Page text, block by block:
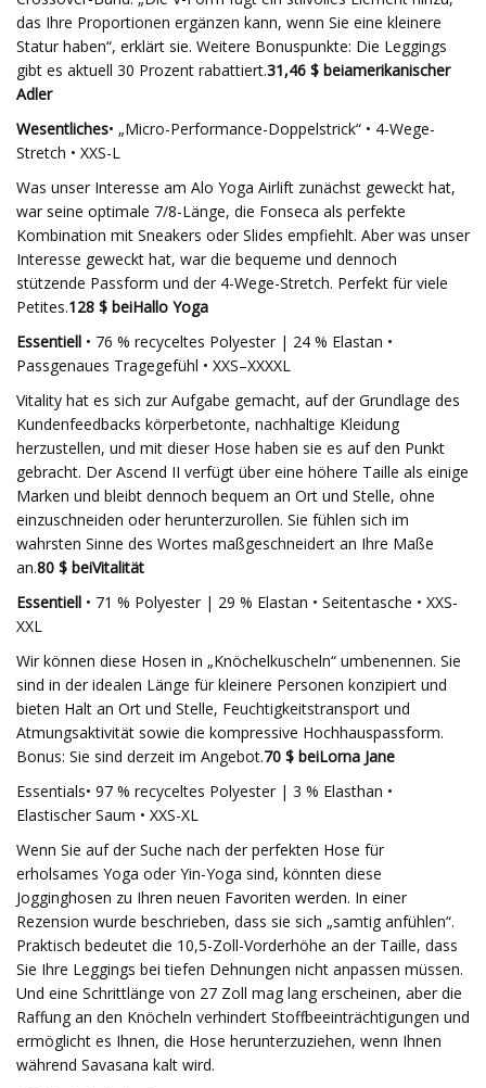
das Ihre Proportionen ergänzen kann, wenn Sie eine kleinere
Statur haben“, erklärt sie. Weitere Bonuspunkte: Die Leggings
gibt es aktuell 30 Prozent rabattiert.31,46 $ beiamerikanischer
Adler
Wesentliches• „Micro-Performance-Doppelstrick“ • 4-Wege-
Stretch • XXS-L
Was unser Interesse am Alo Yoga Airlift zunächst geweckt hat,
war seine optimale 7/8-Länge, die Fonseca als perfekte
Kombination mit Sneakers oder Slides empfiehlt. Aber was unser
Interesse geweckt hat, war die bequeme und dennoch
stützende Passform und der 4-Wege-Stretch. Perfekt für viele
Petites.128 $ beiHallo Yoga
Essentiell • 76 % recyceltes Polyester | 24 % Elastan •
Passgenaues Tragegefühl • XXS–XXXXL
Vitality hat es sich zur Aufgabe gemacht, auf der Grundlage des
Kundenfeedbacks körperbetonte, nachhaltige Kleidung
herzustellen, und mit dieser Hose haben sie es auf den Punkt
gebracht. Der Ascend II verfügt über eine höhere Taille als einige
Marken und bleibt dennoch bequem an Ort und Stelle, ohne
einzuschneiden oder herunterzurollen. Sie fühlen sich im
wahrsten Sinne des Wortes maßgeschneidert an Ihre Maße
an.80 $ beiVitalität
Essentiell • 71 % Polyester | 29 % Elastan • Seitentasche • XXS-
XXL
Wir können diese Hosen in „Knöchelkuscheln“ umbenennen. Sie
sind in der idealen Länge für kleinere Personen konzipiert und
bieten Halt an Ort und Stelle, Feuchtigkeitstransport und
Atmungsaktivität sowie die kompressive Hochhauspassform.
Bonus: Sie sind derzeit im Angebot.70 $ beiLorna Jane
Essentials• 97 % recyceltes Polyester | 3 % Elasthan •
Elastischer Saum • XXS-XL
Wenn Sie auf der Suche nach der perfekten Hose für
erholsames Yoga oder Yin-Yoga sind, könnten diese
Jogginghosen zu Ihren neuen Favoriten werden. In einer
Rezension wurde beschrieben, dass sie sich „samtig anfühlen“.
Praktisch bedeutet die 10,5-Zoll-Vorderhöhe an der Taille, dass
Sie Ihre Leggings bei tiefen Dehnungen nicht anpassen müssen.
Und eine Schrittlänge von 27 Zoll mag lang erscheinen, aber die
Raffung an den Knöcheln verhindert Stoffbeeinträchtigungen und
ermöglicht es Ihnen, die Hose herunterzuziehen, wenn Ihnen
während Savasana kalt wird.